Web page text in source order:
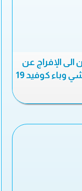
الإفراج عن
المعتقلين في ظل مخاوف من تفشي وباء كوفيد 19